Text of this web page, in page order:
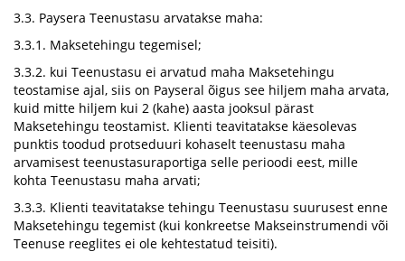
3.3. Paysera Teenustasu arvatakse maha:
3.3.1. Maksetehingu tegemisel;
3.3.2. kui Teenustasu ei arvatud maha Maksetehingu
teostamise ajal, siis on Payseral õigus see hiljem maha arvata,
kuid mitte hiljem kui 2 (kahe) aasta jooksul pärast
Maksetehingu teostamist. Klienti teavitatakse käesolevas
punktis toodud protseduuri kohaselt teenustasu maha
arvamisest teenustasuraportiga selle perioodi eest, mille
kohta Teenustasu maha arvati;
3.3.3. Klienti teavitatakse tehingu Teenustasu suurusest enne
Maksetehingu tegemist (kui konkreetse Makseinstrumendi või
Teenuse reeglites ei ole kehtestatud teisiti).